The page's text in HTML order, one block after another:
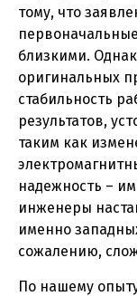
тому, что
близкими.
оригинальных
стабильность
результатов,
таким как
надежность –
инженеры
именно
сожалению,
По нашему